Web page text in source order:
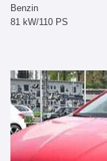
Benzin
81 kW/110 PS